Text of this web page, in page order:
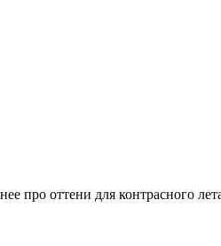
про оттени для контрасного